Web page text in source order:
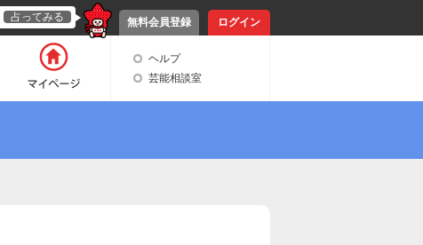
無料会員登録 ログイン
占ってみる
ヘルプ
芸能相談室